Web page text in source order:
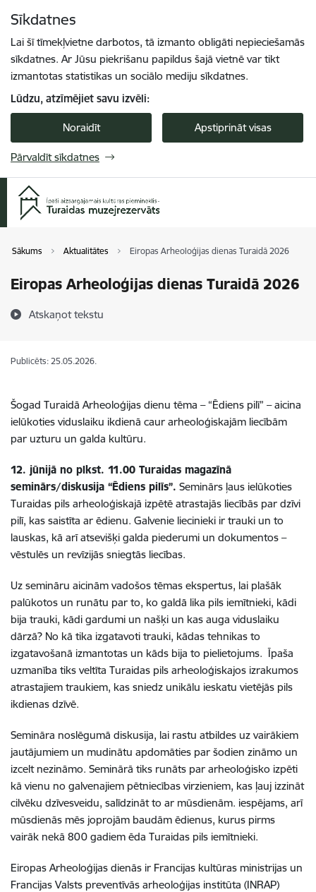
Sīkdatnes
Lai šī tīmekļvietne darbotos, tā izmanto obligāti nepieciešamās
sīkdatnes. Ar Jūsu piekrišanu papildus šajā vietnē var tikt
izmantotas statistikas un sociālo mediju sīkdatnes.
Lūdzu, atzīmējiet savu izvēli:
Noraidīt Apstiprināt visas
Pārvaldīt sīkdatnes
Sākums Aktualitātes Eiropas Arheoloģijas dienas Turaidā 2026
Eiropas Arheoloģijas dienas Turaidā 2026
Atskaņot tekstu
Publicēts: 25.05.2026.
Šogad Turaidā Arheoloģijas dienu tēma – “Ēdiens pilī” – aicina
ielūkoties viduslaiku ikdienā caur arheoloģiskajām liecībām
par uzturu un galda kultūru.
12. jūnijā no plkst. 11.00 Turaidas magazīnā
seminārs/diskusija “Ēdiens pilīs”. Seminārs ļaus ielūkoties
Turaidas pils arheoloģiskajā izpētē atrastajās liecībās par dzīvi
pilī, kas saistīta ar ēdienu. Galvenie liecinieki ir trauki un to
lauskas, kā arī atsevišķi galda piederumi un dokumentos –
vēstulēs un revīzijās sniegtās liecības.
Uz semināru aicinām vadošos tēmas ekspertus, lai plašāk
palūkotos un runātu par to, ko galdā lika pils iemītnieki, kādi
bija trauki, kādi gardumi un našķi un kas auga viduslaiku
dārzā? No kā tika izgatavoti trauki, kādas tehnikas to
izgatavošanā izmantotas un kāds bija to pielietojums. Īpaša
uzmanība tiks veltīta Turaidas pils arheoloģiskajos izrakumos
atrastajiem traukiem, kas sniedz unikālu ieskatu vietējās pils
ikdienas dzīvē.
Semināra noslēgumā diskusija, lai rastu atbildes uz vairākiem
jautājumiem un mudinātu apdomāties par šodien zināmo un
izcelt nezināmo. Seminārā tiks runāts par arheoloģisko izpēti
kā vienu no galvenajiem pētniecības virzieniem, kas ļauj izzināt
cilvēku dzīvesveidu, salīdzināt to ar mūsdienām. iespējams, arī
mūsdienās mēs joprojām baudām ēdienus, kurus pirms
vairāk nekā 800 gadiem ēda Turaidas pils iemītnieki.
Eiropas Arheoloģijas dienās ir Francijas kultūras ministrijas un
Francijas Valsts preventīvās arheoloģijas institūta (INRAP)